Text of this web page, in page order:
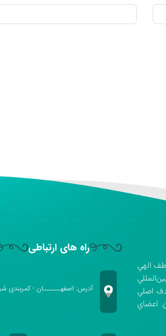
۱۳۷۲ آغاز نمود و به لطف الهي
اصلي
اعضاي
راه های ارتباطی
آدرس: اصفهـــــــان - کمربندی